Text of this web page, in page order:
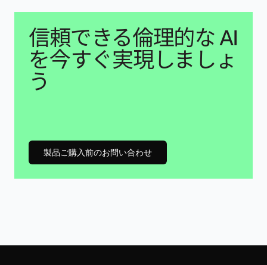
信頼できる倫理的な AI
を今すぐ実現しましょ
う
製品ご購入前のお問い合わせ